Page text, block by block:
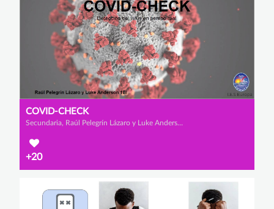
COVID-CHECK
Secundaria, Raúl Pelegrín Lázaro y Luke Anderson
+20